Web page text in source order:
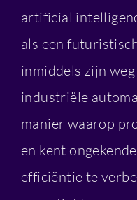
artificial
als een
inmiddels zijn
industriële
manier waarop
en kent
efficiëntie te